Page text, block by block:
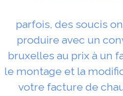
parfois, des soucis
produire avec un
bruxelles au prix à un
le montage et la
votre facture de